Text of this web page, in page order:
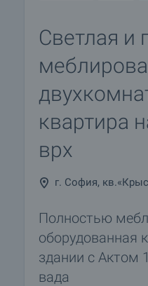
Светлая и
квартира
врх
г. София,
Полностью
оборудованная
здании с Актом
вада